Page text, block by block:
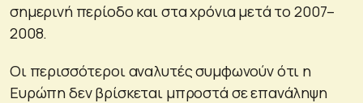
σημερινή περίοδο και στα χρόνια μετά το 2007–
2008.
Οι περισσότεροι αναλυτές συμφωνούν ότι η
Ευρώπη δεν βρίσκεται μπροστά σε επανάληψη